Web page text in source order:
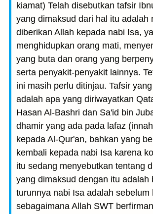
kiamat) Telah disebutkan tafsir
yang dimaksud dari hal itu adalah
diberikan Allah kepada nabi Isa,
menghidupkan orang mati,
yang buta dan orang yang
serta penyakit-penyakit lainnya.
ini masih perlu ditinjau. Tafsir
adalah apa yang diriwayatkan
Hasan Al-Bashri dan Sa'id bin
dhamir yang ada pada lafaz
kepada Al-Qur'an, bahkan yang
kembali kepada nabi Isa karena
itu sedang menyebutkan tentang
yang dimaksud dengan itu adalah
turunnya nabi Isa adalah sebelum
sebagaimana Allah SWT